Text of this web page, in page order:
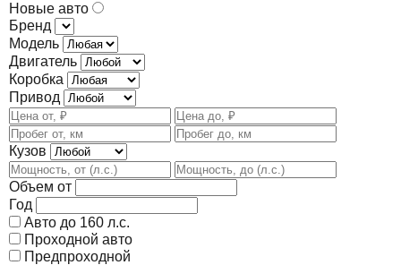
Новые авто
Бренд
Модель
Двигатель
Коробка
Привод
Кузов
Объем от
Год
Авто до 160 л.с.
Проходной авто
Предпроходной